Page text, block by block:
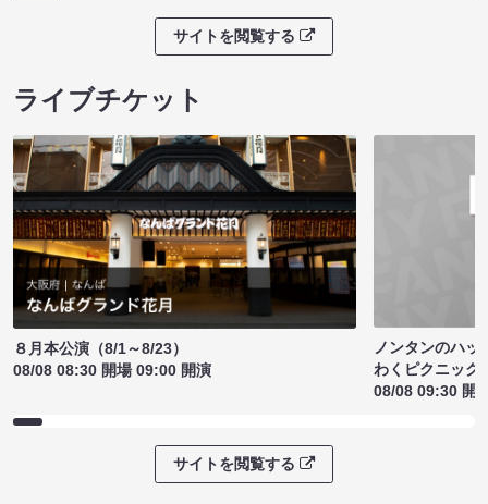
サイトを閲覧する
ライブチケット
８月本公演（8/1～8/23）
08/08 08:30 開場 09:00 開演
ノンタンのハッ
わくピクニック
08/08 09:30 開
サイトを閲覧する